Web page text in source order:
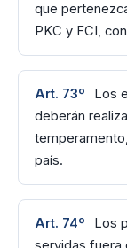
que
PKC y FCI,
Art. 73º
Los
deberán
país.
Art. 74º
Los